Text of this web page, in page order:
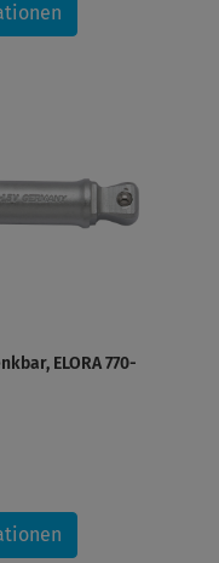
ELORA 770-